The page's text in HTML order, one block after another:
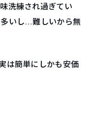
洗練され過ぎてい
多いし…難しいから無
は簡単にしかも安価